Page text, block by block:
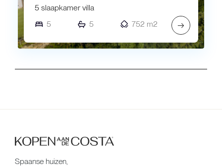
5 slaapkamer villa
5
5 752 m2 →
Spaanse huizen,